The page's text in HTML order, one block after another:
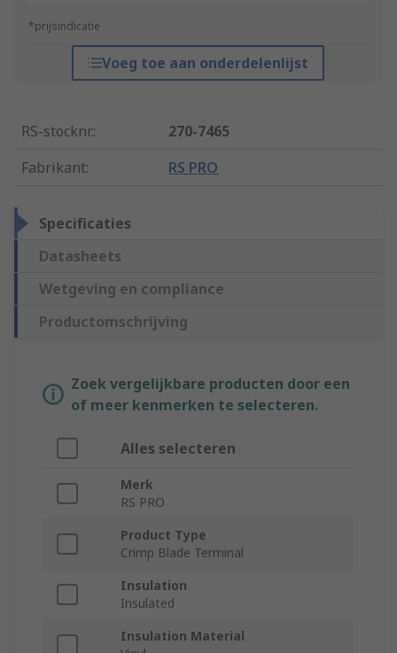
*prijsindicatie
Voeg toe aan onderdelenlijst
RS-stocknr.:
270-7465
Fabrikant: RS PRO
Specificaties
Datasheets
Wetgeving en compliance
Productomschrijving
Zoek vergelijkbare producten door een
of meer kenmerken te selecteren.
Alles selecteren
Merk
RS PRO
Product Type
Crimp Blade Terminal
Insulation
Insulated
Insulation Material